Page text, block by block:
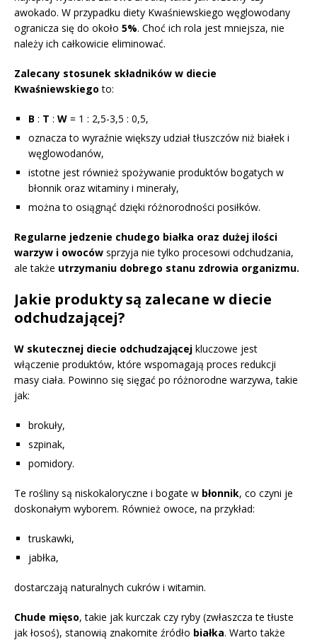
awokado. W przypadku diety Kwaśniewskiego węglowodany
ogranicza się do około 5%. Choć ich rola jest mniejsza, nie
należy ich całkowicie eliminować.
Zalecany stosunek składników w diecie
Kwaśniewskiego to:
B : T : W = 1 : 2,5-3,5 : 0,5,
oznacza to wyraźnie większy udział tłuszczów niż białek i
węglowodanów,
istotne jest również spożywanie produktów bogatych w
błonnik oraz witaminy i minerały,
można to osiągnąć dzięki różnorodności posiłków.
Regularne jedzenie chudego białka oraz dużej ilości
warzyw i owoców sprzyja nie tylko procesowi odchudzania,
ale także utrzymaniu dobrego stanu zdrowia organizmu.
Jakie produkty są zalecane w diecie
odchudzającej?
W skutecznej diecie odchudzającej kluczowe jest
włączenie produktów, które wspomagają proces redukcji
masy ciała. Powinno się sięgać po różnorodne warzywa, takie
jak:
brokuły,
szpinak,
pomidory.
Te rośliny są niskokaloryczne i bogate w błonnik, co czyni je
doskonałym wyborem. Również owoce, na przykład:
truskawki,
jabłka,
dostarczają naturalnych cukrów i witamin.
Chude mięso, takie jak kurczak czy ryby (zwłaszcza te tłuste
jak łosoś), stanowią znakomite źródło białka. Warto także